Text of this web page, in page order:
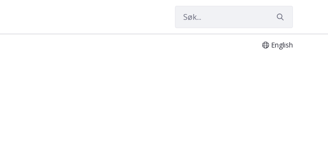
English